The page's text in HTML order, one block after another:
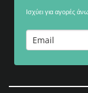
Ισχύει για αγορές